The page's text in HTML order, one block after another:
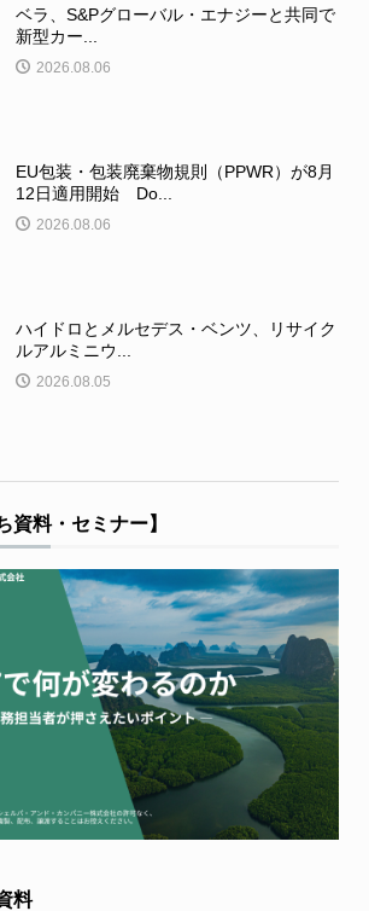
ベラ、S&Pグローバル・エナジーと共同で
新型カー...
2026.08.06
EU包装・包装廃棄物規則（PPWR）が8月
12日適用開始 Do...
2026.08.06
ハイドロとメルセデス・ベンツ、リサイク
ルアルミニウ...
2026.08.05
資料・セミナー】
料